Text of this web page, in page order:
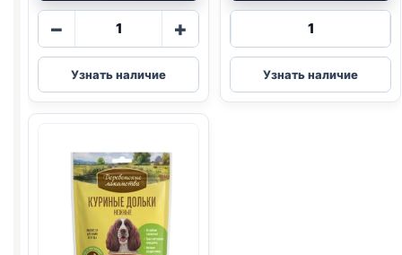
−
Количество
Деревенские
лак.
(МИНИ
ГРУДКИ)
55г
+
Узнать наличие
Количество
Деревенские
лак.
колбаски
Узнать наличие